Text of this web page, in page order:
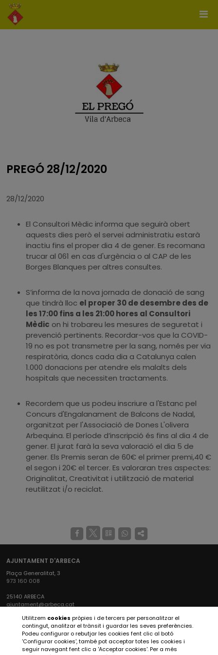
PREGÓ 28/12/2020
28/12/2020
El Consultori Mèdic informa que seguirà obert
aquests dies però el servei administratiu estarà
inactiu fins el proper dia 4 de gener. Es recomana
trucar al 061 en cas d'urgència o al CAP de les
Borges Blanques per altres consultes.
S’informa de la nova jornada de donació de sang
que tindrà lloc el proper 30 dedesembre des de
les 17:00 fins a les 21:00 hores al Consultori
Mèdic on hi trobareu les mesures de seguretat i
prevenció pertinents. Recordar-vos que la COVID-
19 no es pot transmetre per la sang, només per via
respiratòria, doncs cada dia a Catalunya calen
1.000 donacions per atendre els malalts dels
hospitals que necessiten tractaments.
Recordem que us podeu inscriure a l'Estanc pel
Concurs d'Engalanament de Balcons de Nadal,
organitzat per l'Associació de Dones L'olivera
Arbequina. El període d’inscripció és fins al dia 4 de
gener. El jurat farà la seva valoració el dia 5 de
gener. Els Premis seran de 60€ el primer premi,40 €
el segon i 20€ el tercer. Es valoraran tres aspectes:
Originalitat, Creativitat i utilització de material
reutilitzat i/o reciclat.
AJUNTAMENT D'ARBECA
Plaça Generalitat, 3
973 160 008
25140 ARBECA
ajuntament@arbeca.cat
XARXES SOCIALS AJUNTAMENT
XARXES SOCIALS ARBECA TURISME
Utilitzem cookies pròpies i de tercers per personalitzar el
contingut, analitzar el trànsit i guardar les seves preferències.
Podeu configurar o rebutjar les cookies fent clic al botó
'Configurar cookies', també pot acceptar totes les cookies i
seguir navegant fent clic a 'Acceptar cookies'. Per a més